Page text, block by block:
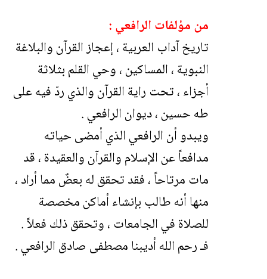
من مؤلفات الرافعي :
تاريخ آداب العربية ، إعجاز القرآن والبلاغة
النبوية ، المساكين ، وحي القلم بثلاثة
أجزاء ، تحت راية القرآن والذي ردّ فيه على
طه حسين ، ديوان الرافعي .
ويبدو أن الرافعي الذي أمضى حياته
مدافعاً عن الإسلام والقرآن والعقيدة ، قد
مات مرتاحاً ، فقد تحقق له بعضٌ مما أراد ،
منها أنه طالب بإنشاء أماكن مخصصة
للصلاة في الجامعات ، وتحقق ذلك فعلاً .
فـ رحم الله أديبنا مصطفى صادق الرافعي .